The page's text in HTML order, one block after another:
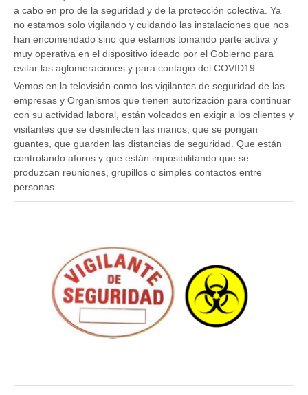
a cabo en pro de la seguridad y de la protección colectiva. Ya
no estamos solo vigilando y cuidando las instalaciones que nos
han encomendado sino que estamos tomando parte activa y
muy operativa en el dispositivo ideado por el Gobierno para
evitar las aglomeraciones y para contagio del COVID19.
Vemos en la televisión como los vigilantes de seguridad de las
empresas y Organismos que tienen autorización para continuar
con su actividad laboral, están volcados en exigir a los clientes y
visitantes que se desinfecten las manos, que se pongan
guantes, que guarden las distancias de seguridad. Que están
controlando aforos y que están imposibilitando que se
produzcan reuniones, grupillos o simples contactos entre
personas.